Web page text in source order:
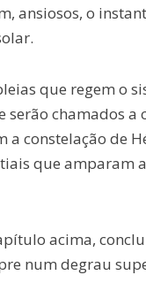
ansiosos, o
que regem o
serão chamados
a constelação de
que amparam
acima,
num degrau